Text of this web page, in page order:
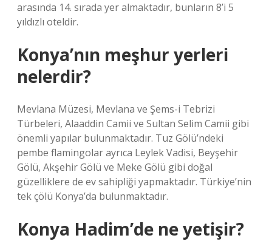
arasında 14. sırada yer almaktadır, bunların 8’i 5
yıldızlı oteldir.
Konya’nın meşhur yerleri
nelerdir?
Mevlana Müzesi, Mevlana ve Şems-i Tebrizi
Türbeleri, Alaaddin Camii ve Sultan Selim Camii gibi
önemli yapılar bulunmaktadır. Tuz Gölü’ndeki
pembe flamingolar ayrıca Leylek Vadisi, Beyşehir
Gölü, Akşehir Gölü ve Meke Gölü gibi doğal
güzelliklere de ev sahipliği yapmaktadır. Türkiye’nin
tek çölü Konya’da bulunmaktadır.
Konya Hadim’de ne yetişir?